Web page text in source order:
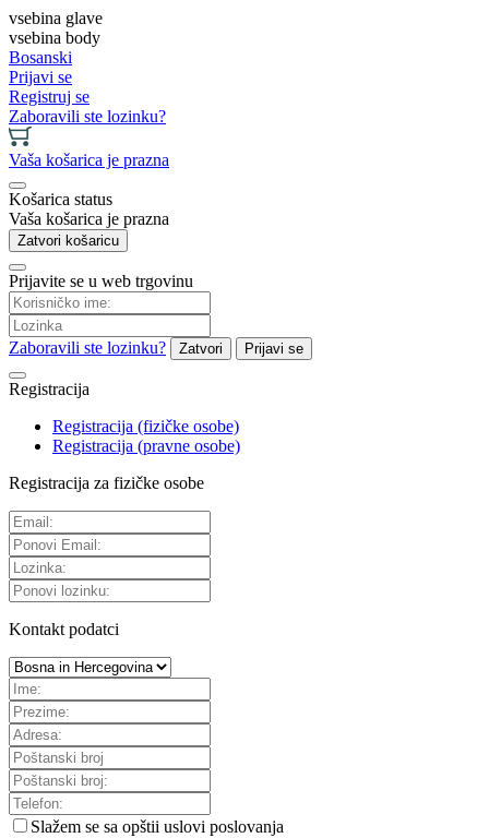
vsebina glave
vsebina body
Bosanski
Prijavi se
Registruj se
Zaboravili ste lozinku?
Vaša košarica je prazna
Košarica status
Vaša košarica je prazna
Zatvori košaricu
Prijavite se u web trgovinu
Zaboravili ste lozinku? Zatvori Prijavi se
Registracija
Registracija (fizičke osobe)
Registracija (pravne osobe)
Registracija za fizičke osobe
Kontakt podatci
Slažem se sa opštii uslovi poslovanja